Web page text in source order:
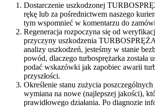
Dostarczenie uszkodzonej
rękę lub za pośrednictwem naszego
tym wspomnieć w komentarzu do
Regeneracja rozpoczyna się od
przyczyny uszkodzenia
analizy uszkodzeń, jesteśmy w stanie
powód, dlaczego turbosprężarka została
podać wskazówki jak zapobiec awarii
przyszłości.
Określenie stanu zużycia
wymiana na nowe (najlepszej jakości),
prawidłowego działania. Po diagnozie